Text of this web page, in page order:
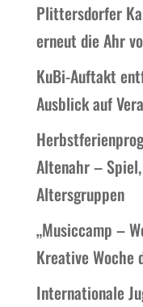
Plittersdorfer
erneut die Ahr
KuBi-Auftakt
Ausblick auf
Altenahr –
Altersgruppen
„Musiccamp –
Kreative Woche
Internationale